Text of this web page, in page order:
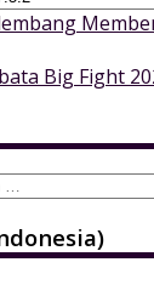
Big Fight